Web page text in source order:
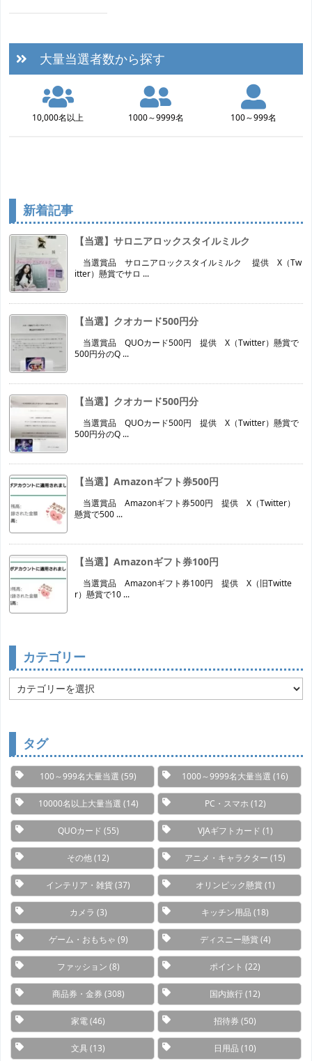
大量当選者数から探す
10,000名以上 1000～9999名 100～999名
新着記事
【当選】サロニアロックスタイルミルク
当選賞品 サロニアロックスタイルミルク 提供 X（Tw
itter）懸賞でサロ ...
【当選】クオカード500円分
当選賞品 QUOカード500円 提供 X（Twitter）懸賞で
500円分のQ ...
【当選】クオカード500円分
当選賞品 QUOカード500円 提供 X（Twitter）懸賞で
500円分のQ ...
【当選】Amazonギフト券500円
当選賞品 Amazonギフト券500円 提供 X（Twitter）
懸賞で500 ...
【当選】Amazonギフト券100円
当選賞品 Amazonギフト券100円 提供 X（旧Twitte
r）懸賞で10 ...
カテゴリー
テ
タグ
100～999名大量当選 (59) 1000～9999名大量当選 (16)
10000名以上大量当選 (14) PC・スマホ (12)
QUOカード (55) VJAギフトカード (1)
その他(12) アニメ・キャラクター (15)
インテリア・雑貨(37) オリンピック懸賞(1)
カメラ (3) キッチン用品 (18)
ゲーム・おもちゃ (9) ディスニー懸賞(4)
ファッション (8) ポイント (22)
商品券・金券 (308) 国内旅行(12)
家電(46) 招待券 (50)
文具 (13) 日用品 (10)